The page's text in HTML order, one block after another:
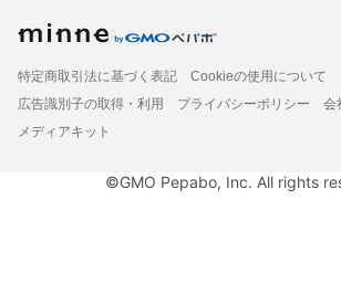
特定商取引法に基づく表記
Cookieの使用について
広告識別子の取得・利用
プライバシーポリシー 会
メディアキット
©GMO Pepabo, Inc. All rights